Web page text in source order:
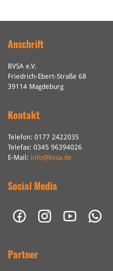
Anschrift
BVSA e.V.
Friedrich-Ebert-Straße 68
39114 Magdeburg
Kontakt
Telefon: 0177 2422035
Telefax: 0345 96394026
E-Mail: info@bvsa.de
Social Media
Partner